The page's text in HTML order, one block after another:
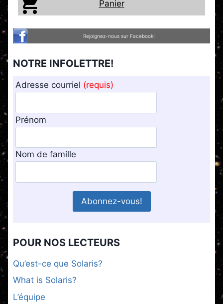
Panier
Rejoignez-nous sur Facebook!
NOTRE INFOLETTRE!
Adresse courriel (requis)
Prénom
Nom de famille
POUR NOS LECTEURS
Qu’est-ce que Solaris?
What is Solaris?
L’équipe